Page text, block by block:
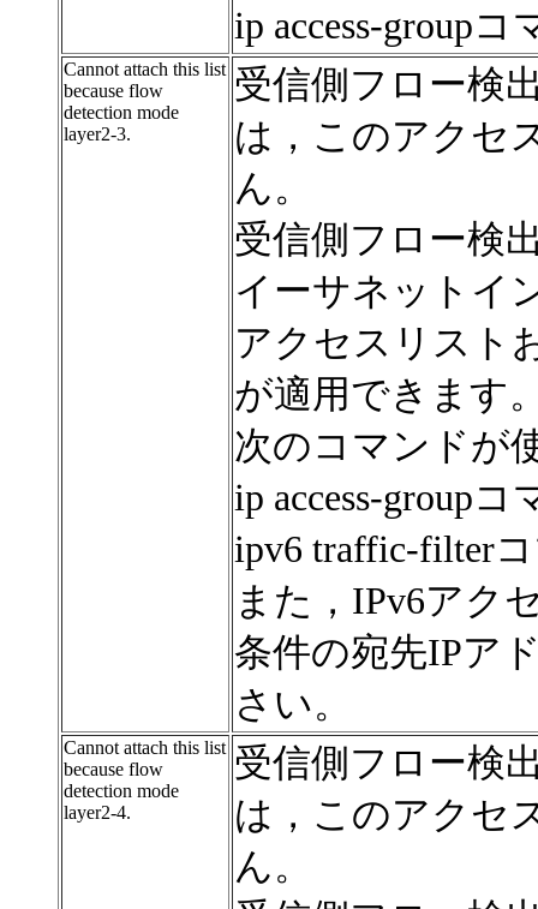
ip access-groupコ
Cannot attach this list
because flow
detection mode
layer2-3.
受信側フロー検
は，このアクセ
ん。
受信側フロー検
イーサネットイ
アクセスリスト
が適用できます
次のコマンドが
ip access-groupコ
ipv6 traffic-filter
また，IPv6アク
条件の宛先IPア
さい。
Cannot attach this list
because flow
detection mode
layer2-4.
受信側フロー検
は，このアクセ
ん。